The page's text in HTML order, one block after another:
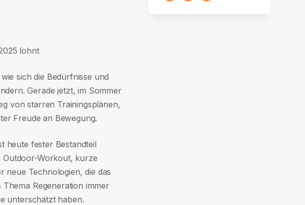
lohnt
sich die Bedürfnisse und
Gerade jetzt, im Sommer
von starren Trainingsplänen,
Freude an Bewegung.
heute fester Bestandteil
Outdoor-Workout, kurze
neue Technologien, die das
Regeneration immer
unterschätzt haben.